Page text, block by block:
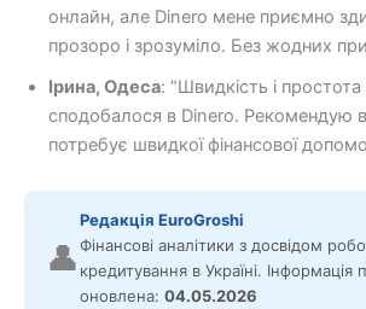
онлайн, але Dinero мене приємно
прозоро і зрозуміло. Без жодних
Ірина, Одеса: “Швидкість і
сподобалося в Dinero. Рекомендую
потребує швидкої фінансової
👤
Редакція EuroGroshi
Фінансові аналітики з досвідом
кредитування в Україні. Інформація
оновлена: 04.05.2026